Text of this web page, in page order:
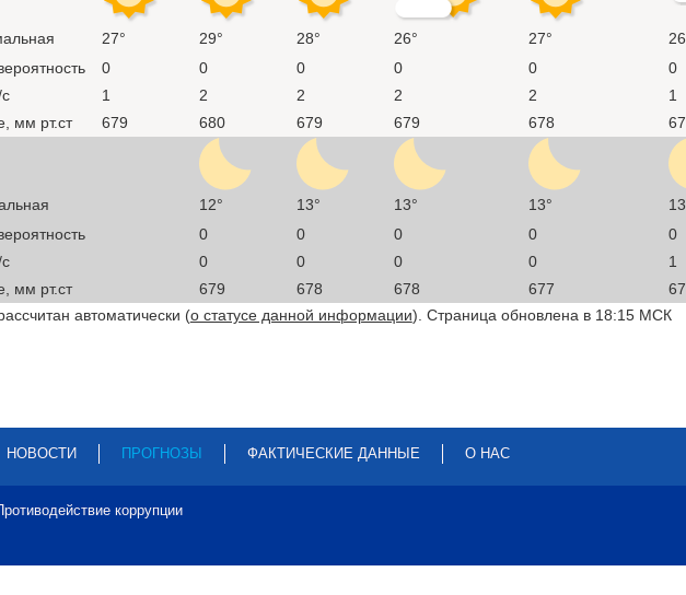
27° 29° 28° 26° 27°
0 0 0 0 0 0
1 2 2 2 2 1
мм рт.ст
679 680 679 679 678
12° 13° 13° 13°
0 0 0 0 0
0 0 0 0 1
мм рт.ст
679 678 678 677
автоматически (о статусе данной информации). Страница обновлена в 18:15 МСК
НОВОСТИ ПРОГНОЗЫ ФАКТИЧЕСКИЕ ДАННЫЕ О НАС
коррупции